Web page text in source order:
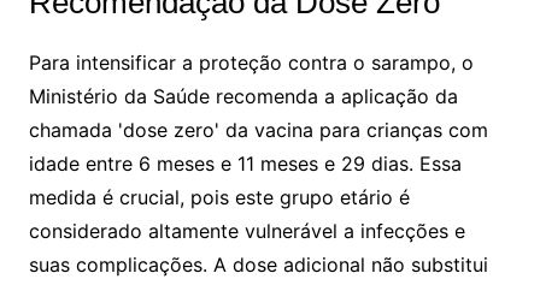
Para intensificar a proteção contra o sarampo, o
Ministério da Saúde recomenda a aplicação da
chamada 'dose zero' da vacina para crianças com
idade entre 6 meses e 11 meses e 29 dias. Essa
medida é crucial, pois este grupo etário é
considerado altamente vulnerável a infecções e
suas complicações. A dose adicional não substitui